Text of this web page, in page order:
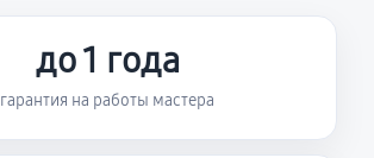
до 1 года
гарантия на работы мастера